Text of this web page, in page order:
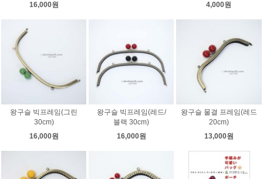
16,000원
4,000원
왕구슬 빅프레임(그린
30cm)
16,000원
왕구슬 빅프레임(레드/
블랙 30cm)
16,000원
왕구슬 물결 프레임(레드
20cm)
13,000원